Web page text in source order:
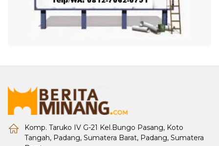
Komp. Taruko IV G-21 Kel.Bungo Pasang, Koto
Tangah, Padang, Sumatera Barat, Padang, Sumatera